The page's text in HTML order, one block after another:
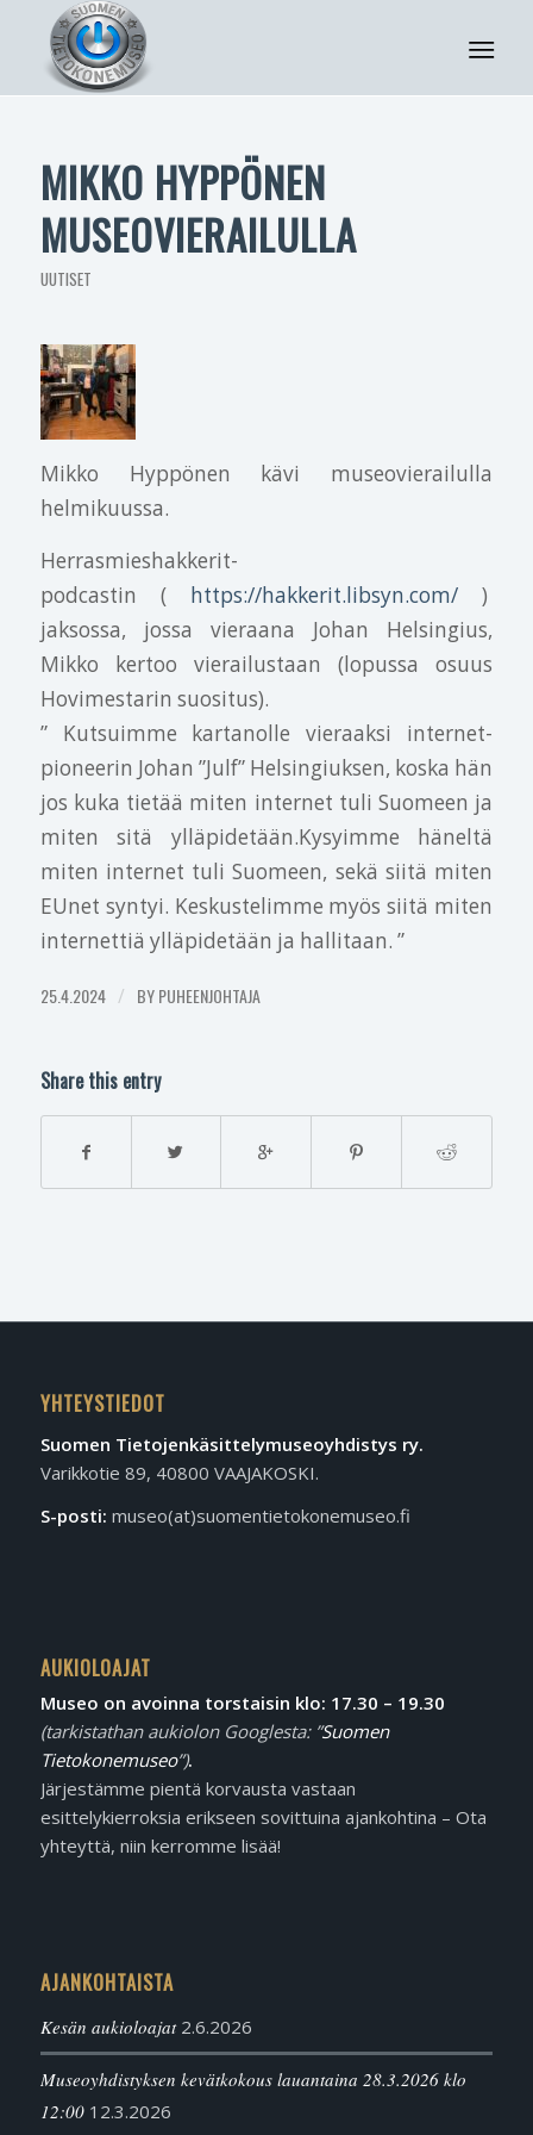
MIKKO HYPPÖNEN
MUSEOVIERAILULLA
UUTISET
Mikko Hyppönen kävi museovierailulla
helmikuussa.
Herrasmieshakkerit-
podcastin ( https://hakkerit.libsyn.com/ )
jaksossa, jossa vieraana Johan Helsingius,
Mikko kertoo vierailustaan (lopussa osuus
Hovimestarin suositus).
” Kutsuimme kartanolle vieraaksi internet-
pioneerin Johan ”Julf” Helsingiuksen, koska hän
jos kuka tietää miten internet tuli Suomeen ja
miten sitä ylläpidetään.Kysyimme häneltä
miten internet tuli Suomeen, sekä siitä miten
EUnet syntyi. Keskustelimme myös siitä miten
internettiä ylläpidetään ja hallitaan. ”
25.4.2024 / BYPUHEENJOHTAJA
Share this entry
YHTEYSTIEDOT
Suomen Tietojen­käsittely­museo­yhdistys ry.
Varikkotie 89, 40800 VAAJAKOSKI.
S-posti: museo(at)suomentietokonemuseo.fi
AUKIOLOAJAT
Museo on avoinna torstaisin klo: 17.30 – 19.30
(tarkistathan aukiolon Googlesta: ”Suomen
Tietokonemuseo”).
Järjestämme pientä korvausta vastaan
esittelykierroksia erikseen sovittuina ajankohtina – Ota
yhteyttä, niin kerromme lisää!
AJANKOHTAISTA
Kesän aukioloajat 2.6.2026
Museoyhdistyksen kevätkokous lauantaina 28.3.2026 klo
12:00 12.3.2026